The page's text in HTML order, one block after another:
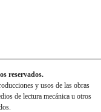
reservados.
y usos de las obras
de lectura mecánica u otros